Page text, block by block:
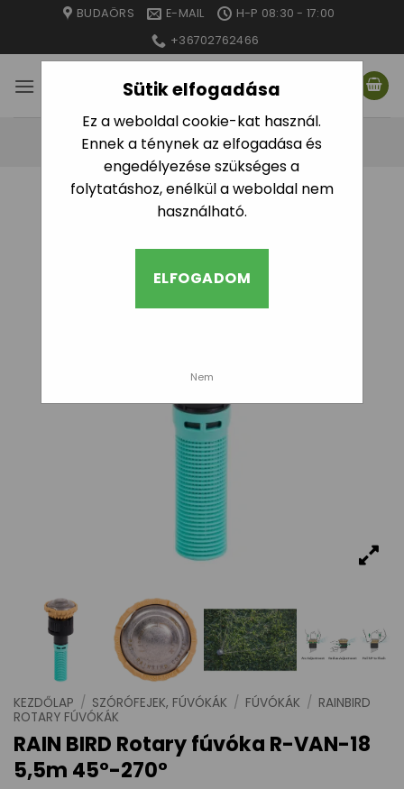
Sütik elfogadása
Ez a weboldal cookie-kat használ.
Ennek a ténynek az elfogadása és
engedélyezése szükséges a
folytatáshoz, enélkül a weboldal nem
használható.
ELFOGADOM
Nem
content
BUDAÖRS E-MAIL
H-P 08:30 - 17:00
+36702762466
KEZDŐLAP / SZÓRÓFEJEK, FÚVÓKÁK / FÚVÓKÁK / RAINBIRD
ROTARY FÚVÓKÁK
RAIN BIRD Rotary fúvóka R-VAN-18
5,5m 45°-270°